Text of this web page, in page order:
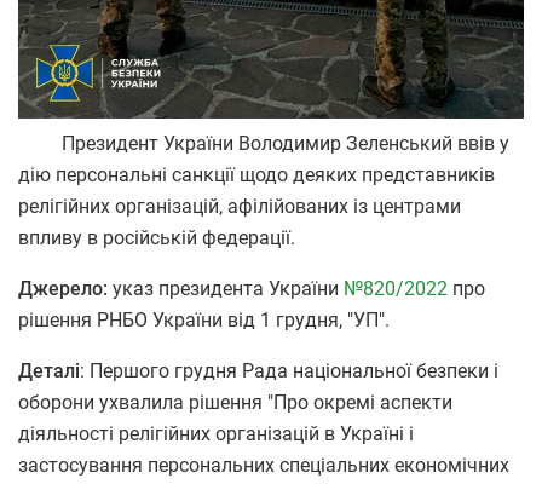
Президент України Володимир Зеленський ввів у
дію персональні санкції щодо деяких представників
релігійних організацій, афілійованих із центрами
впливу в російській федерації.
Джерело: указ президента України №820/2022 про
рішення РНБО України від 1 грудня, "УП".
Деталі: Першого грудня Рада національної безпеки і
оборони ухвалила рішення "Про окремі аспекти
діяльності релігійних організацій в Україні і
застосування персональних спеціальних економічних